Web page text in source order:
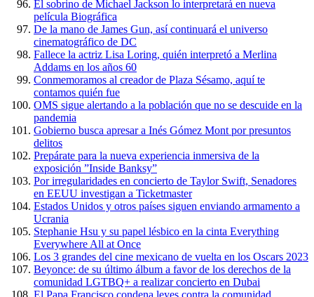
El sobrino de Michael Jackson lo interpretará en nueva
película Biográfica
De la mano de James Gun, así continuará el universo
cinematográfico de DC
Fallece la actriz Lisa Loring, quién interpretó a Merlina
Addams en los años 60
Conmemoramos al creador de Plaza Sésamo, aquí te
contamos quién fue
OMS sigue alertando a la población que no se descuide en la
pandemia
Gobierno busca apresar a Inés Gómez Mont por presuntos
delitos
Prepárate para la nueva experiencia inmersiva de la
exposición ”Inside Banksy”
Por irregularidades en concierto de Taylor Swift, Senadores
en EEUU investigan a Ticketmaster
Estados Unidos y otros países siguen enviando armamento a
Ucrania
Stephanie Hsu y su papel lésbico en la cinta Everything
Everywhere All at Once
Los 3 grandes del cine mexicano de vuelta en los Oscars 2023
Beyonce: de su último álbum a favor de los derechos de la
comunidad LGTBQ+ a realizar concierto en Dubai
El Papa Francisco condena leyes contra la comunidad